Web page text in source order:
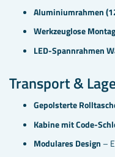
Aluminiumrahmen
Werkzeuglose
LED-Spannrahmen
Transport &
Gepolsterte
Kabine mit Code-
Modulares Design –